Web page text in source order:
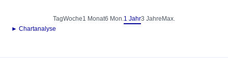
TagWoche1 Monat6 Mon.1 Jahr3 Jahre Max.
► Chartanalyse